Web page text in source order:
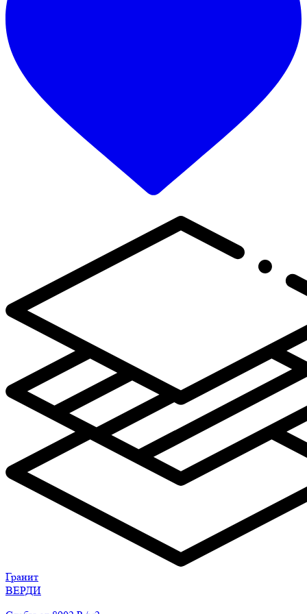
Гранит
ВЕРДИ